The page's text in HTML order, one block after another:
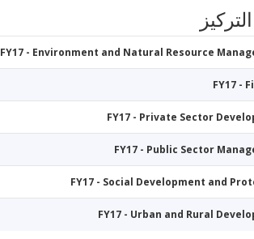
FY17 - Environment and Natural Resource
FY17 -
FY17 - Private Sector
FY17 - Public Sector
FY17 - Social Development and
FY17 - Urban and Rural